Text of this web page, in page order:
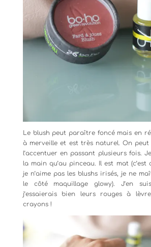
Le blush peut paraître foncé mais en
à merveille et est très naturel. On
l’accentuer en passant plusieurs fois.
la main qu’au pinceau. Il est mat (c’est
je n’aime pas les blushs irisés, je ne
le côté maquillage glowy). J’en
j’essaierais bien leurs rouges à
crayons !